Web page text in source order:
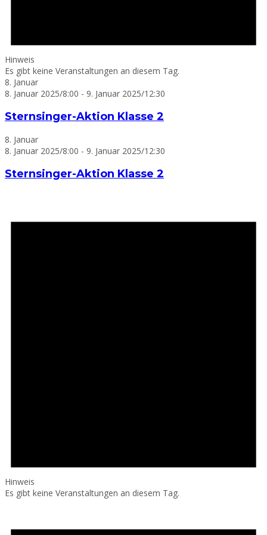
Hinweis
Es gibt keine Veranstaltungen an diesem Tag.
8. Januar
8. Januar 2025/8:00 - 9. Januar 2025/12:30
Sternsinger-Aktion Klasse 2
8. Januar
8. Januar 2025/8:00 - 9. Januar 2025/12:30
Sternsinger-Aktion Klasse 2
Hinweis
Es gibt keine Veranstaltungen an diesem Tag.